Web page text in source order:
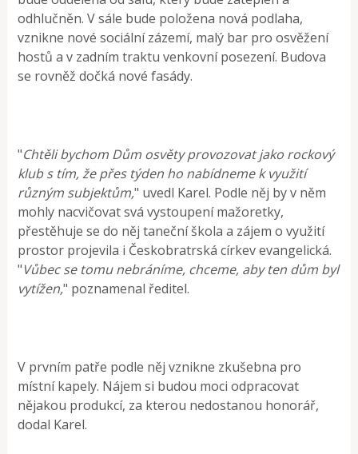
odhlučněn. V sále bude položena nová podlaha,
vznikne nové sociální zázemí, malý bar pro osvěžení
hostů a v zadním traktu venkovní posezení. Budova
se rovněž dočká nové fasády.
"Chtěli bychom Dům osvěty provozovat jako rockový
klub s tím, že přes týden ho nabídneme k využití
různým subjektům," uvedl Karel. Podle něj by v něm
mohly nacvičovat svá vystoupení mažoretky,
přestěhuje se do něj taneční škola a zájem o využití
prostor projevila i Českobratrská církev evangelická.
"Vůbec se tomu nebráníme, chceme, aby ten dům byl
vytížen," poznamenal ředitel.
V prvním patře podle něj vznikne zkušebna pro
místní kapely. Nájem si budou moci odpracovat
nějakou produkcí, za kterou nedostanou honorář,
dodal Karel.